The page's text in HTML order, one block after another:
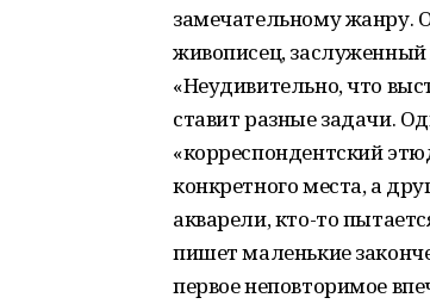
замечательному жанру.
живописец,
«Неудивительно, что
ставит разные задачи.
«корреспондентский
конкретного места, а
акварели, кто-то
пишет маленькие
первое неповторимое